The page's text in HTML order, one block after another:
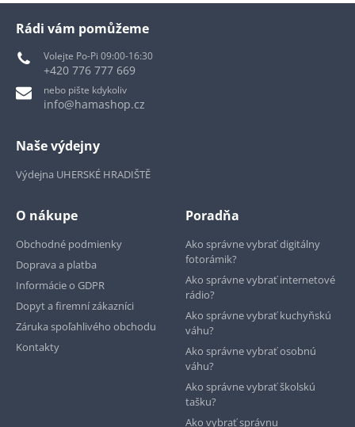
Rádi vám pomůžeme
Volejte Po-Pi 09:00-16:30
+420 776 777 669
nebo pište kdykoliv
info@hamashop.cz
Naše výdejny
Výdejna UHERSKÉ HRADIŠTĚ
O nákupe
Obchodné podmienky
Doprava a platba
Informácie o GDPR
Dopyt a firemní zákazníci
Záruka spoľahlivého obchodu
Kontakty
Poradňa
Ako správne vybrať digitálny
fotorámik?
Ako správne vybrať internetové
rádio?
Ako správne vybrať kuchyňskú
váhu?
Ako správne vybrať osobnú
váhu?
Ako správne vybrať školskú
tašku?
Ako vybrať správnu